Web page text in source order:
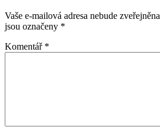
Vaše e-mailová adresa nebude
jsou označeny *
Komentář *